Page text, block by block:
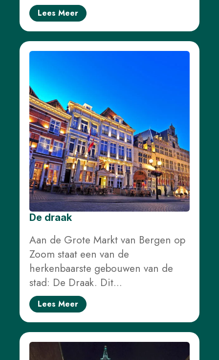
Lees Meer
De draak
Aan de Grote Markt van Bergen op
Zoom staat een van de
herkenbaarste gebouwen van de
stad: De Draak. Dit…
Lees Meer